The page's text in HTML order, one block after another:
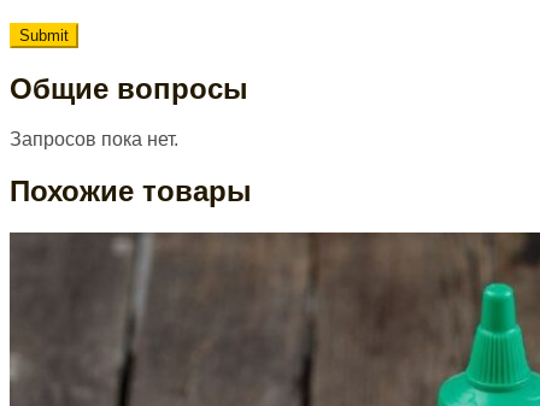
Общие вопросы
Запросов пока нет.
Похожие товары